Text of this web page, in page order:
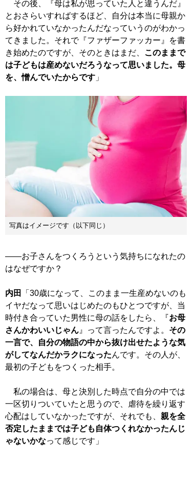
その後、『母は私が思っていた人と違うんだ』
とおさらいすればするほど、自分は本当に母親か
ら好かれていなかったんだなっていうのがわかっ
てきました。それで『ファザーファッカー』を書
き始めたのですが、そのときはまだ、 このままで
は子どもは産めないだろうなって思いました。母
を、憎んでいたからです 」
写真はイメージです（以下同じ）
――お子さんをつくろうという気持ちになれたの
はなぜですか？
内田
「30歳になって、このまま一生産めないのも
イヤだなって思いはじめたのもひとつですが、当
時付き合っていた男性に母の話をしたら、『お母
さんかわいいじゃん 』って言ったんですよ。 その
一言で、自分の物語の中から抜け出せたような気
がしてなんだかラクになったんです。その人が、
最初の子どもをつくった相手。
私の場合は、母と決別した時点で自分の中では
一区切りついていたと思うので、虐待を繰り返す
心配はしていなかったですが、それでも、 親を全
否定したままでは子ども自体つくれなかったんじ
ゃないかなって感じです」